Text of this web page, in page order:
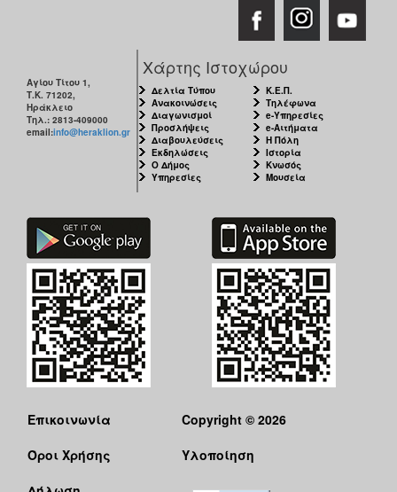
Αγίου Τίτου 1,
Τ.Κ. 71202,
Ηράκλειο
Τηλ.: 2813-409000
email:info@heraklion.gr
Χάρτης Ιστοχώρου
Δελτία Τύπου
Ανακοινώσεις
Διαγωνισμοί
Προσλήψεις
Διαβουλεύσεις
Εκδηλώσεις
Ο Δήμος
Υπηρεσίες
Κ.Ε.Π.
Τηλέφωνα
e-Υπηρεσίες
e-Αιτήματα
Η Πόλη
Ιστορία
Κνωσός
Μουσεία
Επικοινωνία
Όροι Χρήσης
Copyright © 2026
Υλοποίηση